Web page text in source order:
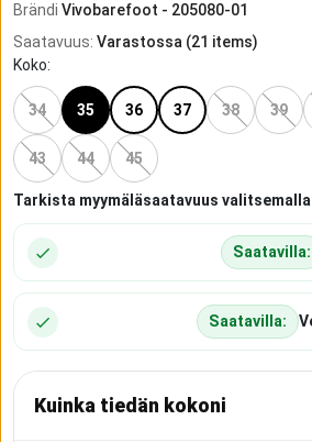
Brändi Vivobarefoot - 205080-01
Saatavuus: Varastossa (21 items)
Koko:
34 35 36 37 38 39
43 44 45
Tarkista myymäläsaatavuus
Saatavilla:
Saatavilla:
Kuinka tiedän kokoni